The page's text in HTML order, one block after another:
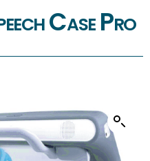
Case Pro